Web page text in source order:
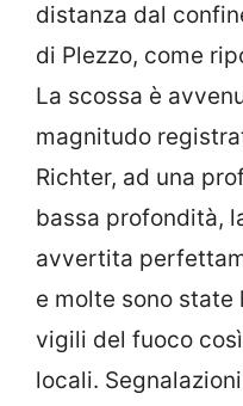
distanza dal
di Plezzo, come
La scossa è
magnitudo
Richter, ad una
bassa profondità,
avvertita
e molte sono state
vigili del fuoco
locali.